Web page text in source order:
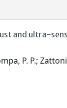
and ultra-
P. P.;